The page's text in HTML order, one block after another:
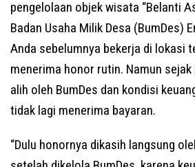
pengelolaan objek wisata “Belanti
Badan Usaha Milik Desa (BumDes)
Anda sebelumnya bekerja di lokasi
menerima honor rutin. Namun
alih oleh BumDes dan kondisi
tidak lagi menerima bayaran.
“Dulu honornya dikasih langsung